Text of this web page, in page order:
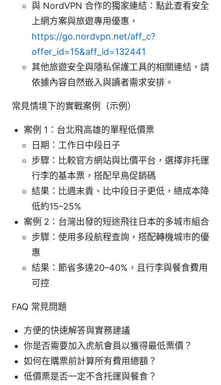
與 NordVPN 合作的獨家連結：點此查看安全
上網方案與旅遊專用優惠，
https://go.nordvpn.net/aff_c?
offer_id=15&aff_id=132441
其他旅遊安全與隱私保護工具的相關連結，請
依據內容自然嵌入與讀者需求安排。
常見情境下的實戰案例（示例）
案例 1：台北飛高雄的單程低價票
日期：工作日中段日子
步驟：比較官方網站與比價平台，選擇非托運
行李的基本票，搭配早鳥促銷碼
結果：比週末貴、比中段日子更低，總成本降
低約15–25%
案例 2：台灣出發的短途飛往日本的多城市組合
步驟：使用多段航程查詢，搭配轉機城市的優
惠
結果：節省多達20–40%，且行李與餐食費用
可控
FAQ 常見問題
方便的快速解答與實務建議
你是否需要加入虎航會員以獲得最低票價？
如何在購票前計算所有費用總額？
低價票是否一定不含托運與餐食？